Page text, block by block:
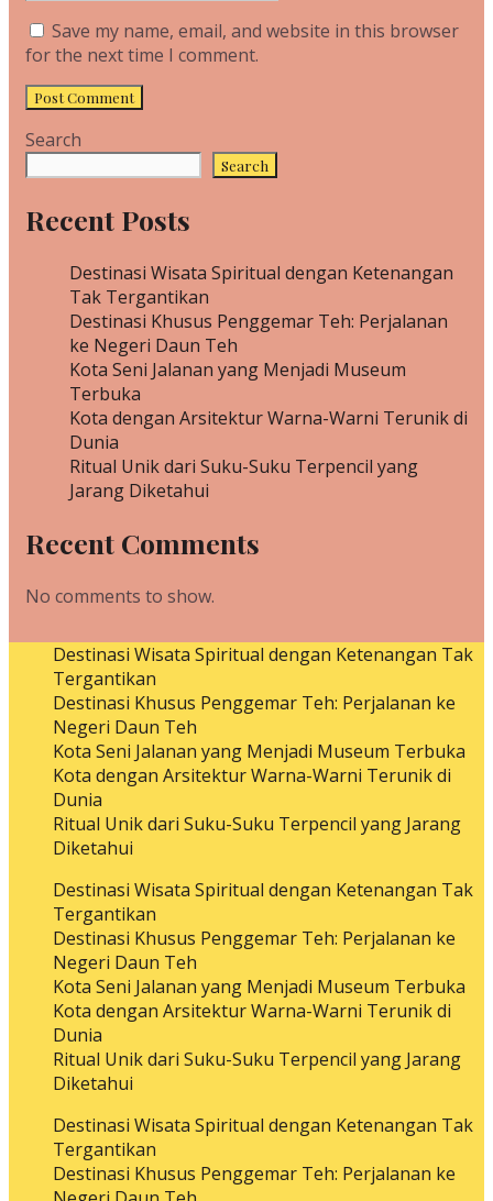
Save my name, email, and website in this browser
for the next time I comment.
Search
Search
Recent Posts
Destinasi Wisata Spiritual dengan Ketenangan
Tak Tergantikan
Destinasi Khusus Penggemar Teh: Perjalanan
ke Negeri Daun Teh
Kota Seni Jalanan yang Menjadi Museum
Terbuka
Kota dengan Arsitektur Warna-Warni Terunik di
Dunia
Ritual Unik dari Suku-Suku Terpencil yang
Jarang Diketahui
Recent Comments
No comments to show.
Destinasi Wisata Spiritual dengan Ketenangan Tak
Tergantikan
Destinasi Khusus Penggemar Teh: Perjalanan ke
Negeri Daun Teh
Kota Seni Jalanan yang Menjadi Museum Terbuka
Kota dengan Arsitektur Warna-Warni Terunik di
Dunia
Ritual Unik dari Suku-Suku Terpencil yang Jarang
Diketahui
Destinasi Wisata Spiritual dengan Ketenangan Tak
Tergantikan
Destinasi Khusus Penggemar Teh: Perjalanan ke
Negeri Daun Teh
Kota Seni Jalanan yang Menjadi Museum Terbuka
Kota dengan Arsitektur Warna-Warni Terunik di
Dunia
Ritual Unik dari Suku-Suku Terpencil yang Jarang
Diketahui
Destinasi Wisata Spiritual dengan Ketenangan Tak
Tergantikan
Destinasi Khusus Penggemar Teh: Perjalanan ke